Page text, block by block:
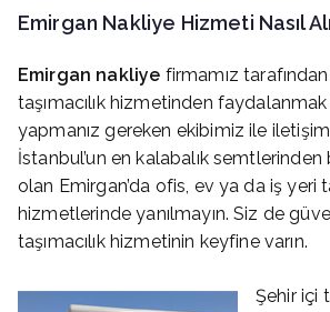
Emirgan Nakliye Hizmeti Nasıl
Emirgan nakliye firmamız
taşımacılık hizmetinden
yapmanız gereken ekibimiz ile
İstanbul’un en kalabalık semtlerinden
olan Emirgan’da ofis, ev ya da iş yeri
hizmetlerinde yanılmayın. Siz de
taşımacılık hizmetinin keyfine varın.
Şehir içi